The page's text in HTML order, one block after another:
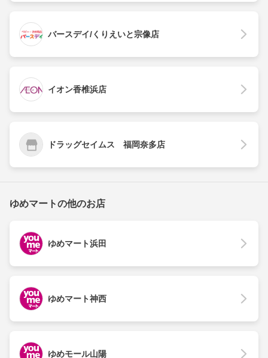
バースデイ/くりえいと宗像店
イオン香椎浜店
ドラッグセイムス 福岡奈多店
ゆめマートの他のお店
ゆめマート浜田
ゆめマート神西
ゆめモール山陽